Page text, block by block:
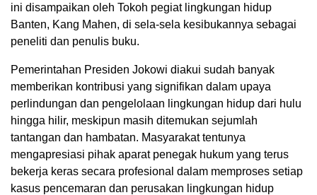
ini disampaikan oleh Tokoh pegiat lingkungan hidup
Banten, Kang Mahen, di sela-sela kesibukannya sebagai
peneliti dan penulis buku.
Pemerintahan Presiden Jokowi diakui sudah banyak
memberikan kontribusi yang signifikan dalam upaya
perlindungan dan pengelolaan lingkungan hidup dari hulu
hingga hilir, meskipun masih ditemukan sejumlah
tantangan dan hambatan. Masyarakat tentunya
mengapresiasi pihak aparat penegak hukum yang terus
bekerja keras secara profesional dalam memproses setiap
kasus pencemaran dan perusakan lingkungan hidup